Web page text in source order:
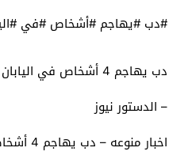
#دب #يهاجم #أشخاص #في
دب يهاجم 4 أشخاص في اليابان
– الدستور نيوز
اخبار منوعه – دب يهاجم 4 أشخاص في اليابان